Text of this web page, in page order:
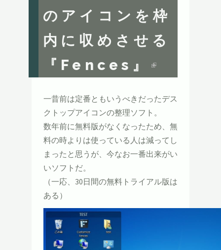
のアイコンを枠
内に収めさせる
『Fences』
一昔前は定番ともいうべきだったデス
クトップアイコンの整理ソフト。
数年前に無料版がなくなったため、無
料の時よりは使っている人は減ってし
まったと思うが、今なお一番出来がい
いソフトだ。
（一応、30日間の無料トライアル版は
ある）